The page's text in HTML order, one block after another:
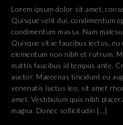
Lorem ipsum dolor sit amet,
Quisque velit dui, condimentum
condimentum massa. Nam
Quisque vitae faucibus lectus,
elementum non nibh et rutrum.
mattis faucibus id tempus ante.
auctor. Maecenas tincidunt eu
venenatis luctus leo, sit amet
amet. Vestibulum quis nibh
magna. Donec sollicitudin […]